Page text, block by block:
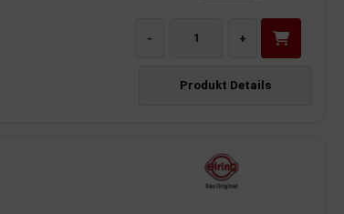
- +
Produkt Details